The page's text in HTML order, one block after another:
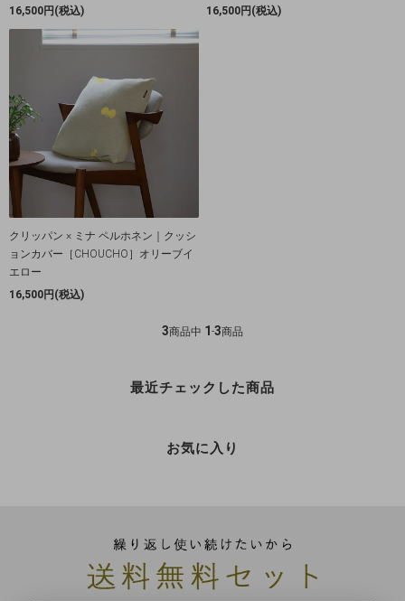
16,500円(税込)
16,500円(税込)
クリッパン × ミナ ペルホネン｜クッシ
ョンカバー［CHOUCHO］オリーブイ
エロー
16,500円(税込)
3商品中 1 -3商品
最近チェックした商品
お気に入り